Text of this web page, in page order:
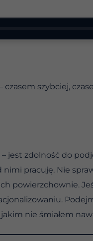
czasem szybciej,
jest zdolność do
pracuję. Nie
powierzchownie.
nie śmiałem